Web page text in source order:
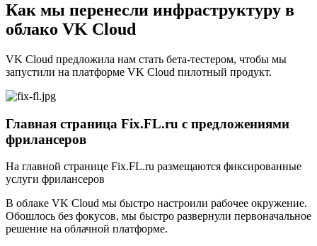
Как мы перенесли инфраструктуру в
облако VK Cloud
VK Cloud предложила нам стать бета-тестером, чтобы мы
запустили на платформе VK Cloud пилотный продукт.
Главная страница Fix.FL.ru с предложениями
фрилансеров
На главной странице Fix.FL.ru размещаются фиксированные
услуги фрилансеров
В облаке VK Cloud мы быстро настроили рабочее окружение.
Обошлось без фокусов, мы быстро развернули первоначальное
решение на облачной платформе.